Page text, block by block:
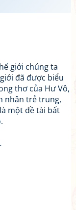
giới chúng ta
đã được biểu
thơ của Hư Vô,
nhân trẻ trung,
một đề tài bất